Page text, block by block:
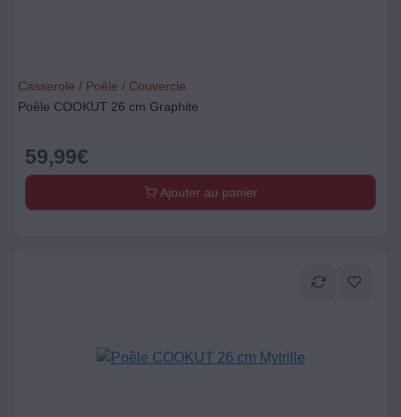
Casserole / Poêle / Couvercle
Poêle COOKUT 26 cm Graphite
59,99€
Ajouter au panier